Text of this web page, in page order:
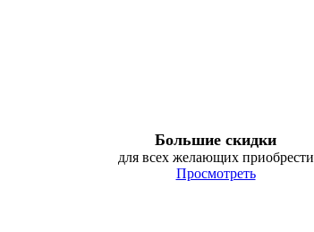
Большие скидки
для всех желающих приобрести
Просмотреть